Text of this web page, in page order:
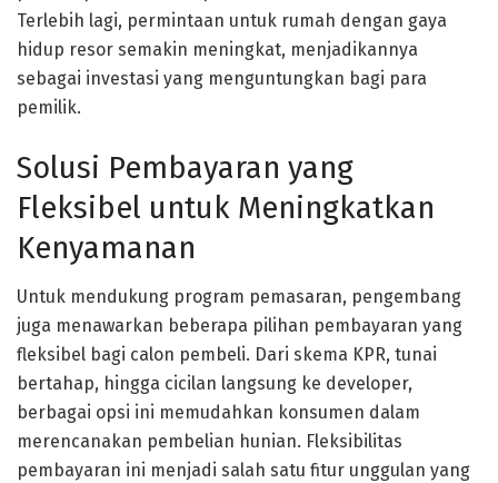
Terlebih lagi, permintaan untuk rumah dengan gaya
hidup resor semakin meningkat, menjadikannya
sebagai investasi yang menguntungkan bagi para
pemilik.
Solusi Pembayaran yang
Fleksibel untuk Meningkatkan
Kenyamanan
Untuk mendukung program pemasaran, pengembang
juga menawarkan beberapa pilihan pembayaran yang
fleksibel bagi calon pembeli. Dari skema KPR, tunai
bertahap, hingga cicilan langsung ke developer,
berbagai opsi ini memudahkan konsumen dalam
merencanakan pembelian hunian. Fleksibilitas
pembayaran ini menjadi salah satu fitur unggulan yang